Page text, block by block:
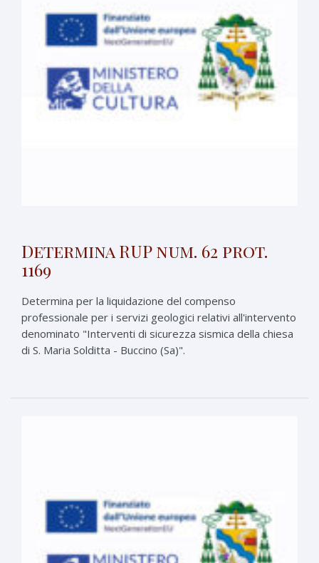
Determina RUP num. 62 prot.
1169
Determina per la liquidazione del compenso
professionale per i servizi geologici relativi all'intervento
denominato "Interventi di sicurezza sismica della chiesa
di S. Maria Solditta - Buccino (Sa)".